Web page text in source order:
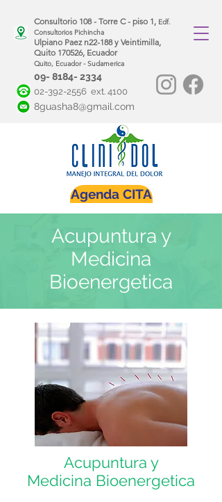
Consultorio 108 - Torre C - piso 1, Edf.
Consultorios Pichincha
Ulpiano Paez n22-188 y Veintimilla,
Quito 170526, Ecuador
Quito, Ecuador - Sudamerica
09- 8184- 2334
02-392-2556 ext. 4100
8guasha8@gmail.com
Agenda CITA
Acupuntura y
Medicina
Bioenergetica
Acupuntura y
Medicina Bioenergetica